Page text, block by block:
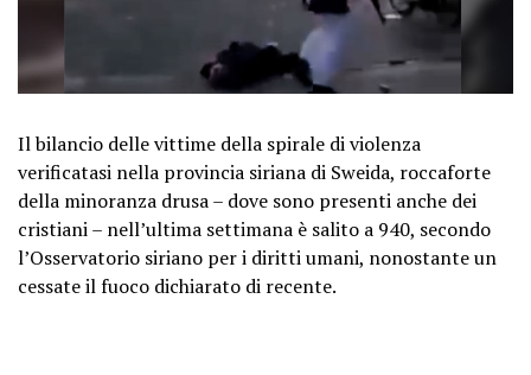
Il bilancio delle vittime della spirale di violenza
verificatasi nella provincia siriana di Sweida, roccaforte
della minoranza drusa – dove sono presenti anche dei
cristiani – nell’ultima settimana è salito a 940, secondo
l’Osservatorio siriano per i diritti umani, nonostante un
cessate il fuoco dichiarato di recente.